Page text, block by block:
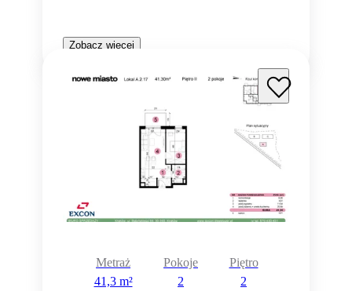
Zobacz więcej
Metraż
41,3 m²
Pokoje
2
Piętro
2